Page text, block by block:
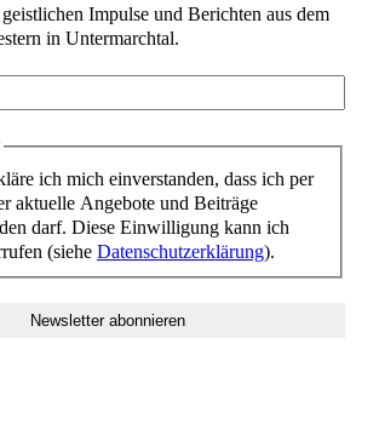
Impulse und Berichten aus dem
in Untermarchtal.
ich mich einverstanden, dass ich per
aktuelle Angebote und Beiträge
darf. Diese Einwilligung kann ich
(siehe Datenschutzerklärung).